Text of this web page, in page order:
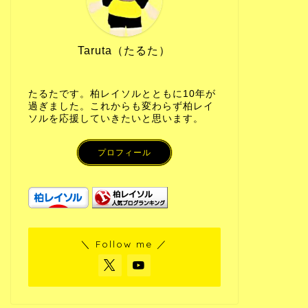
Taruta（たるた）
たるたです。柏レイソルとともに10年が
過ぎました。これからも変わらず柏レイ
ソルを応援していきたいと思います。
プロフィール
＼ Follow me ／